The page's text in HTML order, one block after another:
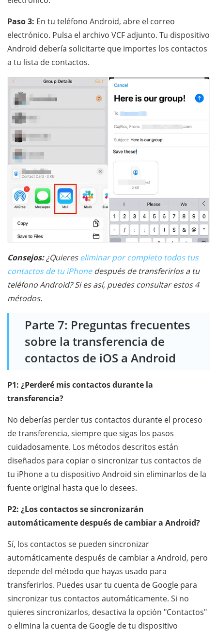
Paso 3: En tu teléfono Android, abre el correo
electrónico. Pulsa el archivo VCF adjunto. Tu dispositivo
Android debería solicitarte que importes los contactos
a tu lista de contactos.
Consejos:¿Quiereseliminar por completo todos tus
contactos de tu iPhonedespués de transferirlos a tu
teléfono Android? Si es así, puedes consultar estos 4
métodos.
Parte 7: Preguntas frecuentes
sobre la transferencia de
contactos de iOS a Android
P1: ¿Perderé mis contactos durante la
transferencia?
No deberías perder tus contactos durante el proceso
de transferencia, siempre que sigas los pasos
cuidadosamente. Los métodos descritos están
diseñados para copiar o sincronizar tus contactos de
tu iPhone a tu dispositivo Android sin eliminarlos de la
fuente original hasta que lo desees.
P2: ¿Los contactos se sincronizarán
automáticamente después de cambiar a Android?
Sí, los contactos se pueden sincronizar
automáticamente después de cambiar a Android, pero
depende del método que hayas usado para
transferirlos. Puedes usar tu cuenta de Google para
sincronizar tus contactos automáticamente. Si no
quieres sincronizarlos, desactiva la opción "Contactos"
o elimina la cuenta de Google de tu dispositivo